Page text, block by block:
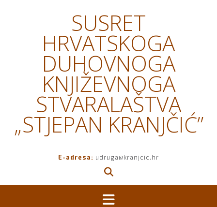
SUSRET
HRVATSKOGA
DUHOVNOGA
KNJIŽEVNOGA
STVARALAŠTVA
„STJEPAN KRANJČIĆ”
E-adresa: udruga@kranjcic.hr